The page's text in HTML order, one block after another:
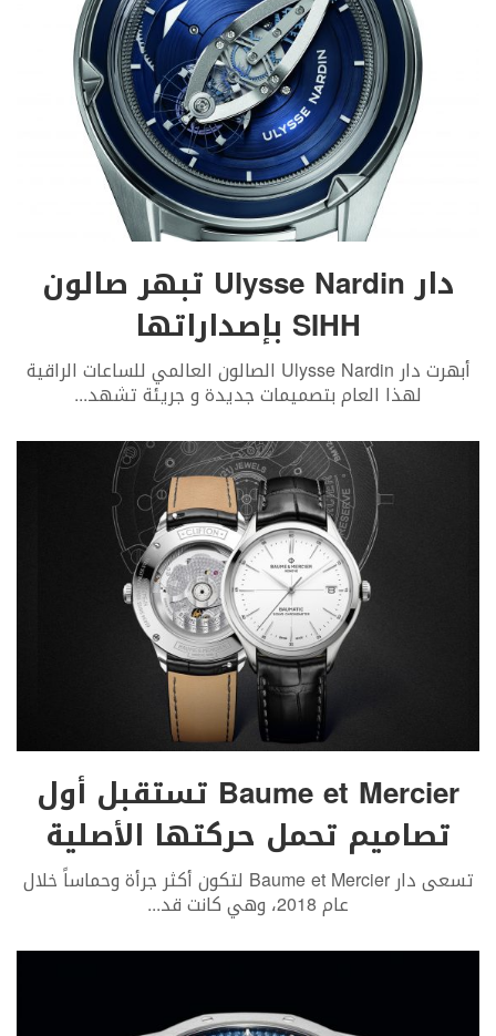
دار Ulysse Nardin تبهر صالون
SIHH بإصداراتها
أبهرت دار Ulysse Nardin الصالون العالمي للساعات الراقية
لهذا العام بتصميمات جديدة و جريئة تشهد...
Baume et Mercier تستقبل أول
تصاميم تحمل حركتها الأصلية
تسعى دار Baume et Mercier لتكون أكثر جرأة وحماساً خلال
عام 2018، وهي كانت قد ...